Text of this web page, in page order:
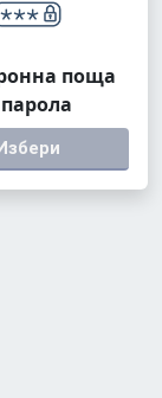
поща
Избери